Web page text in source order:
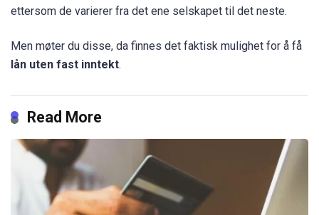
ettersom de varierer fra det ene selskapet til det neste.
Men møter du disse, da finnes det faktisk mulighet for å få
lån uten fast inntekt.
Read More